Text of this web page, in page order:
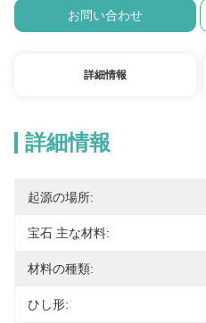
お問い合わせ
詳細情報
詳細情報
起源の場所:
宝石 主な材料:
材料の種類:
ひし形: